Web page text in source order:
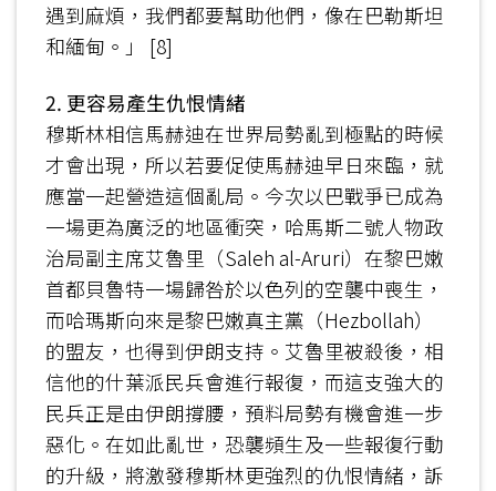
遇到麻煩，我們都要幫助他們，像在巴勒斯坦
和緬甸。」 [8]
2. 更容易產生仇恨情緒
穆斯林相信馬赫迪在世界局勢亂到極點的時候
才會出現，所以若要促使馬赫迪早日來臨，就
應當一起營造這個亂局。今次以巴戰爭已成為
一場更為廣泛的地區衝突，哈馬斯二號人物政
治局副主席艾魯里（Saleh al-Aruri）在黎巴嫩
首都貝魯特一場歸咎於以色列的空襲中喪生，
而哈瑪斯向來是黎巴嫩真主黨（Hezbollah）
的盟友，也得到伊朗支持。艾魯里被殺後，相
信他的什葉派民兵會進行報復，而這支強大的
民兵正是由伊朗撐腰，預料局勢有機會進一步
惡化。在如此亂世，恐襲頻生及一些報復行動
的升級，將激發穆斯林更強烈的仇恨情緒，訴